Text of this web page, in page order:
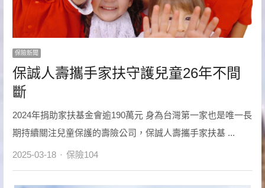
保險新聞
保誠人壽攜手家扶守護兒童26年不間
斷
2024年捐助家扶基金會逾190萬元 身為台灣第一家也是唯一長
期持續關注兒童保護的壽險公司，保誠人壽攜手家扶基 ...
2025-03-18 Author
保險104